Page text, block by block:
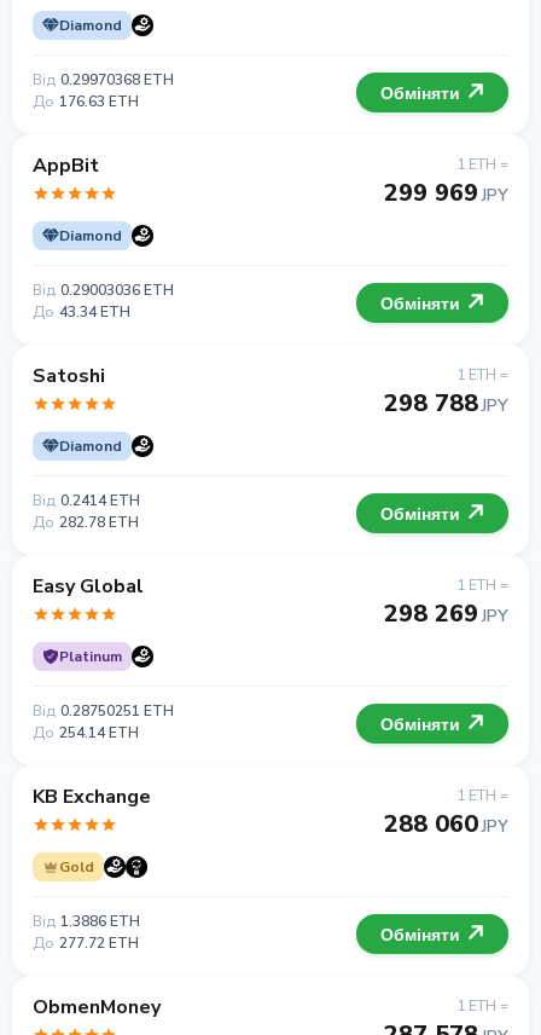
Diamond
Від 0.29970368 ETH
До 176.63 ETH Обміняти
AppBit
Diamond
1 ETH =
299 969 JPY
Від 0.29003036 ETH
До 43.34 ETH Обміняти
Satoshi
Diamond
1 ETH =
298 788JPY
Від 0.2414 ETH
До 282.78 ETH Обміняти
Easy Global
Platinum
1 ETH =
298 269 JPY
Від 0.28750251 ETH
До 254.14 ETH Обміняти
KB Exchange
Gold
1 ETH =
288 060JPY
Від 1.3886 ETH
До 277.72 ETH Обміняти
ObmenMoney 1 ETH =